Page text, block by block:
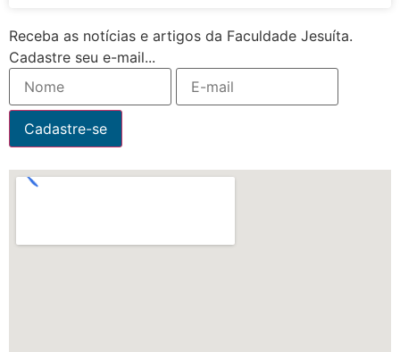
Receba as notícias e artigos da Faculdade Jesuíta.
Cadastre seu e-mail...